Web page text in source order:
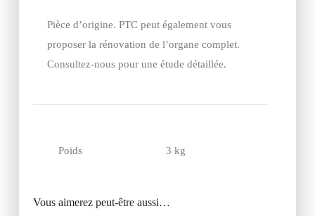
Pièce d’origine. PTC peut également vous
proposer la rénovation de l’organe complet.
Consultez-nous pour une étude détaillée.
Poids 3 kg
Vous aimerez peut-être aussi…